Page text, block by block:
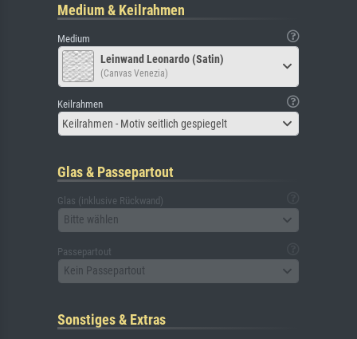
Medium & Keilrahmen
Medium
Leinwand Leonardo (Satin)
(Canvas Venezia)
Keilrahmen
Keilrahmen - Motiv seitlich gespiegelt
Glas & Passepartout
Glas (inklusive Rückwand)
Bitte wählen
Passepartout
Kein Passepartout
Sonstiges & Extras